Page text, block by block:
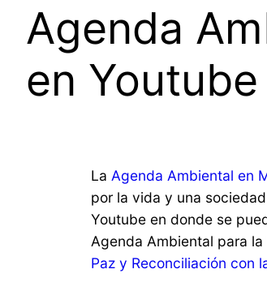
Agenda
en Youtube
La Agenda Ambiental en
por la vida y una
Youtube en donde se
Agenda Ambiental para
Paz y Reconciliación con